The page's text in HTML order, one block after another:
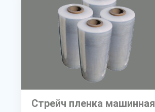
Стрейч пленка машинная